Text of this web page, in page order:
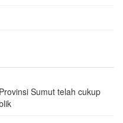
Sumut telah cukup